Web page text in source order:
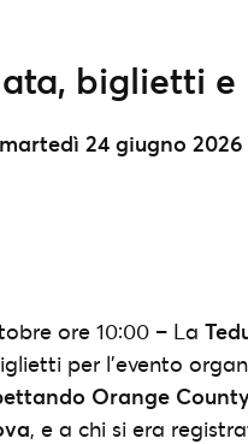
biglietti
martedì 24 giugno 2026
ore 10:00 – La
per l’evento
Orange County
, e a chi si era